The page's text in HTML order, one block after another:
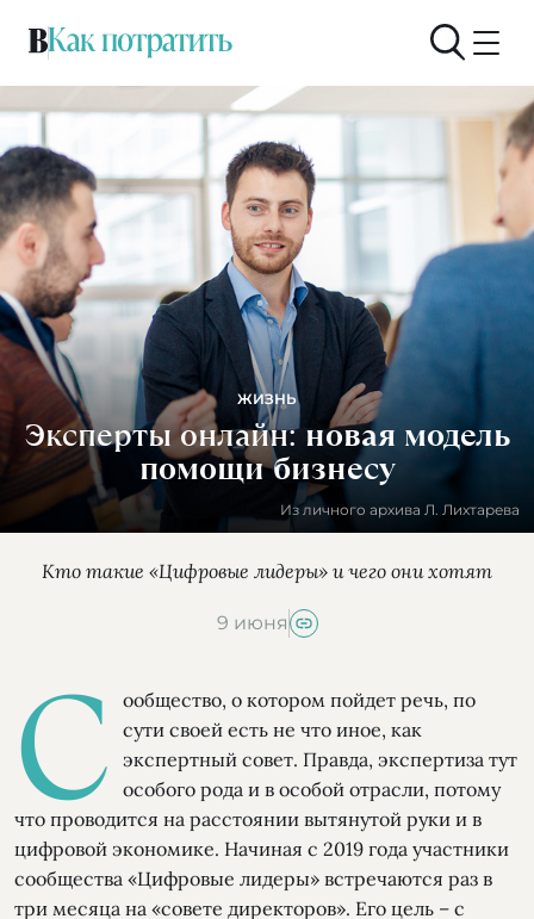
ЖИЗНЬ
Эксперты онлайн:новая модель
помощи бизнесу
Из личного архива Л. Лихтарева
Кто такие «Цифровые лидеры» и чего они хотят
9 июня
С
ообщество, о котором пойдет речь, по
сути своей есть не что иное, как
экспертный совет. Правда, экспертиза тут
особого рода и в особой отрасли, потому
что проводится на расстоянии вытянутой руки и в
цифровой экономике. Начиная с 2019 года участники
сообщества «Цифровые лидеры» встречаются раз в
три месяца на «совете директоров». Его цель – с